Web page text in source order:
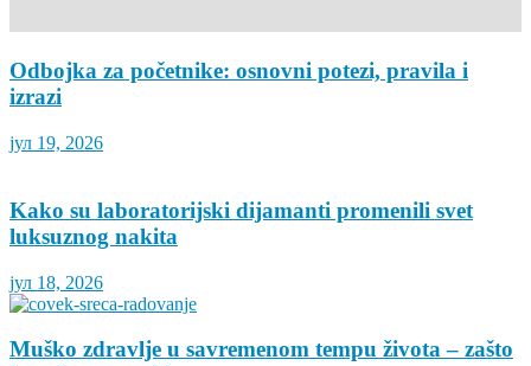
Odbojka za početnike: osnovni potezi, pravila i
izrazi
јул 19, 2026
Kako su laboratorijski dijamanti promenili svet
luksuznog nakita
јул 18, 2026
Muško zdravlje u savremenom tempu života – zašto